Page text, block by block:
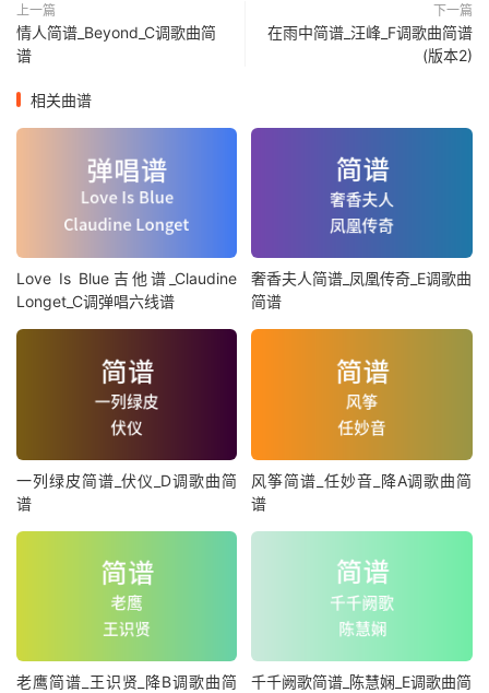
上一篇
情人简谱_Beyond_C调歌曲简
谱
下一篇
在雨中简谱_汪峰_F调歌曲简谱
(版本2)
相关曲谱
Love Is Blue吉他谱_Claudine
Longet_C调弹唱六线谱
奢香夫人简谱_凤凰传奇_E调歌曲
简谱
一列绿皮简谱_伏仪_D调歌曲简
谱
风筝简谱_任妙音_降A调歌曲简
谱
老鹰简谱_王识贤_降B调歌曲简
千千阙歌简谱_陈慧娴_E调歌曲简